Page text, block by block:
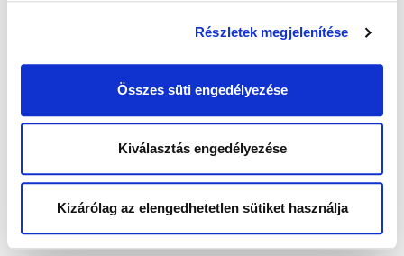
Részletek megjelenítése
Összes süti engedélyezése
Kiválasztás engedélyezése
Kizárólag az elengedhetetlen sütiket használja